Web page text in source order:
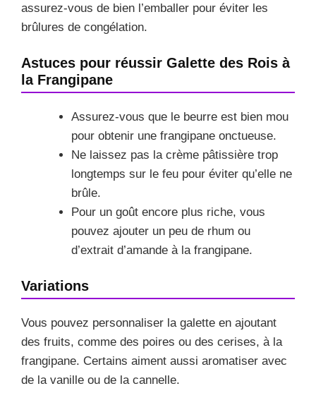
assurez-vous de bien l’emballer pour éviter les
brûlures de congélation.
Astuces pour réussir Galette des Rois à
la Frangipane
Assurez-vous que le beurre est bien mou
pour obtenir une frangipane onctueuse.
Ne laissez pas la crème pâtissière trop
longtemps sur le feu pour éviter qu’elle ne
brûle.
Pour un goût encore plus riche, vous
pouvez ajouter un peu de rhum ou
d’extrait d’amande à la frangipane.
Variations
Vous pouvez personnaliser la galette en ajoutant
des fruits, comme des poires ou des cerises, à la
frangipane. Certains aiment aussi aromatiser avec
de la vanille ou de la cannelle.